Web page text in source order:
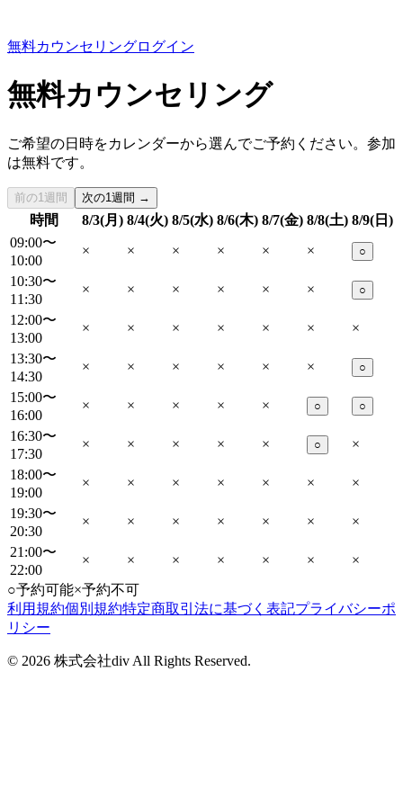
無料カウンセリングログイン
無料カウンセリング
ご希望の日時をカレンダーから選んでご予約ください。参加
は無料です。
前の1週間 次の1週間 →
時間 8/3(月) 8/4(火) 8/5(水) 8/6(木) 8/7(金) 8/8(土) 8/9(日)
09:00〜
10:00
× × × × × × ○
10:30〜
11:30
× × × × × × ○
12:00〜
13:00
× × × × × ×
×
13:30〜
14:30
× × × × × × ○
15:00〜
16:00
× × × × × ○ ○
16:30〜
17:30
× × × × × ○
×
18:00〜
19:00
× × × × × ×
×
19:30〜
20:30
× × × × × ×
×
21:00〜
22:00
× × × × × ×
×
○予約可能×予約不可
利用規約個別規約特定商取引法に基づく表記プライバシーポ
リシー
© 2026 株式会社div All Rights Reserved.